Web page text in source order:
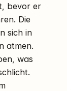
bevor er
Die
sich in
atmen.
was